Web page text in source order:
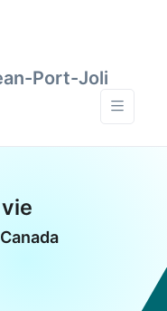
Port-Joli